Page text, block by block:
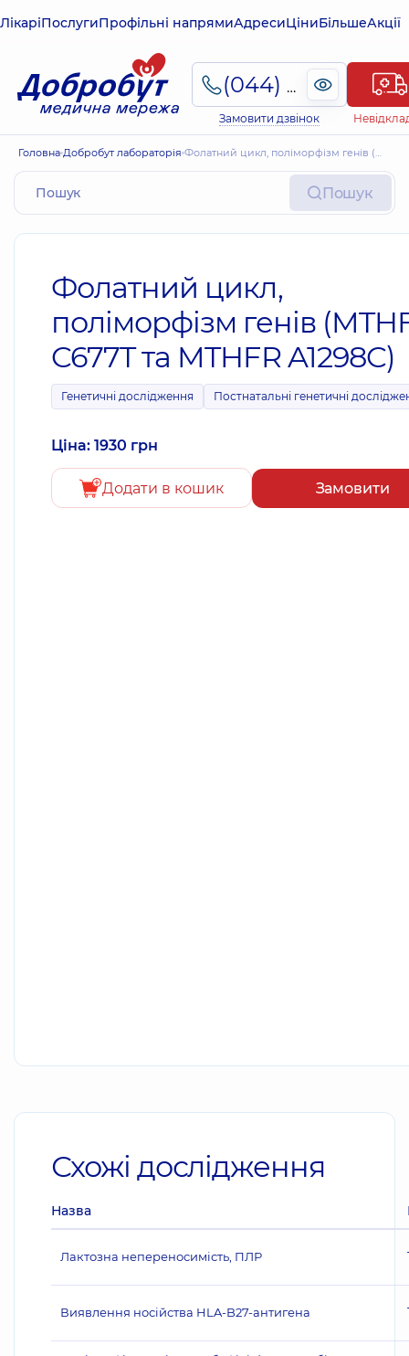
ЛікаріПослугиПрофільні напрямиАдресиЦіниБільшеАкції
(044) 495-2-888
Замовити дзвінок
Головна Добробут лабораторія Фолатний цикл, поліморфізм генів (MTHFR C677T та MTHFR A1298C)
Пошук
Фолатний цикл,
поліморфізм генів
C677T та MTHFR A1298C)
Генетичні дослідження Постнатальні генетичні
Ціна: 1930 грн
Додати в кошик Замовити
Схожі дослідження
Назва
Лактозна непереносимість, ПЛР
Виявлення носійства HLA-B27-антигена